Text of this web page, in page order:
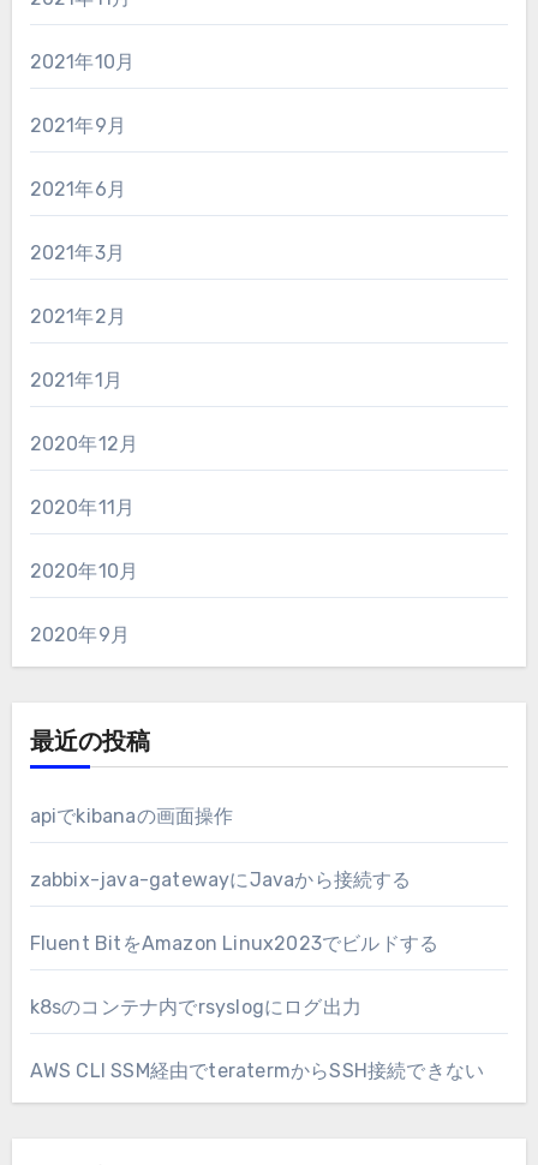
2021年10月
2021年9月
2021年6月
2021年3月
2021年2月
2021年1月
2020年12月
2020年11月
2020年10月
2020年9月
最近の投稿
apiでkibanaの画面操作
zabbix-java-gatewayにJavaから接続する
Fluent BitをAmazon Linux2023でビルドする
k8sのコンテナ内でrsyslogにログ出力
AWS CLI SSM経由でteratermからSSH接続できない